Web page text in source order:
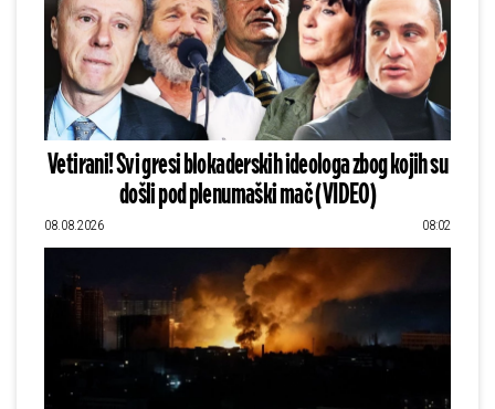
Vetirani! Svi gresi blokaderskih ideologa zbog kojih su
došli pod plenumaški mač (VIDEO)
08.08.2026 08:02